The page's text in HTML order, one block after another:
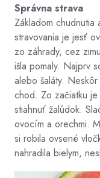
Správna strava
Základom
stravovania je jesť
zo záhrady, cez
išla pomaly. Najprv
alebo šaláty.
chod. Zo začiatku
stiahnuť žalúdok.
ovocím a orechmi.
si robila ovsené
nahradila bielym,